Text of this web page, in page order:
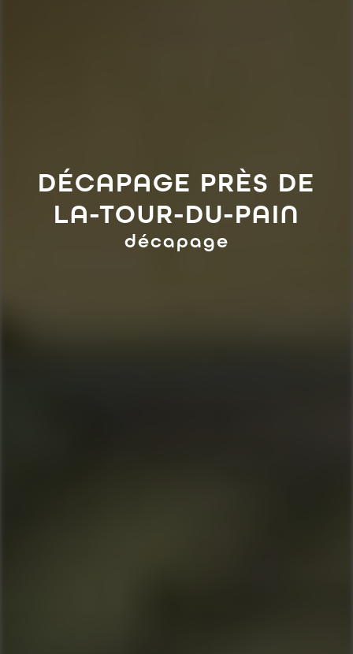
DÉCAPAGE PRÈS DE
LA-TOUR-DU-PAIN
décapage